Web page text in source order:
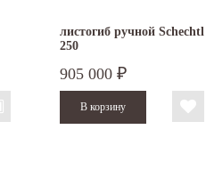
листогиб ручной
250
905 000 ₽